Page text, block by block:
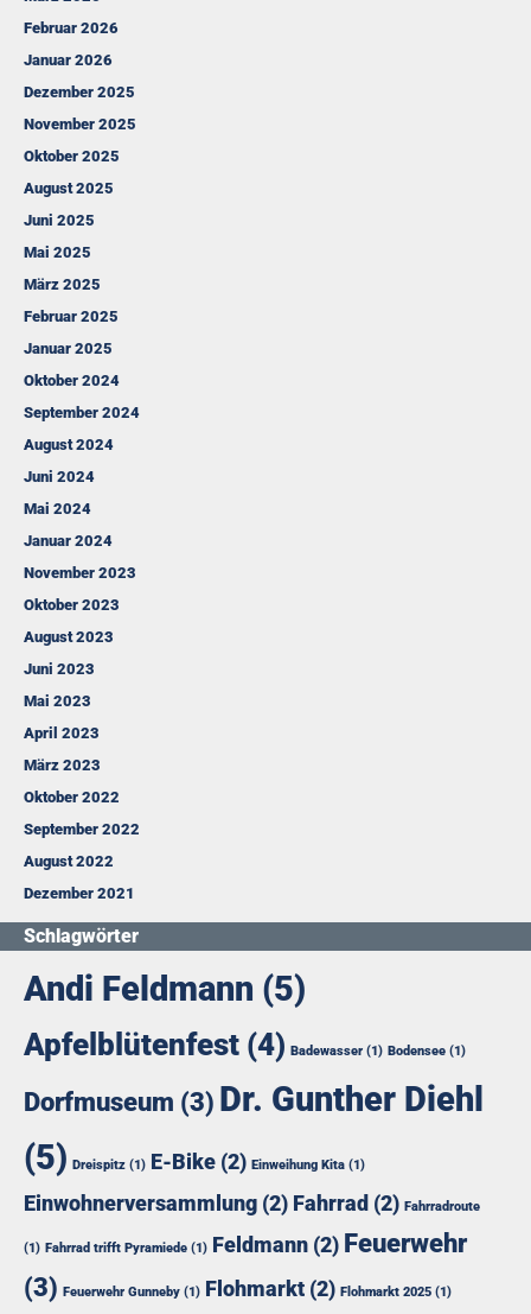
Februar 2026
Januar 2026
Dezember 2025
November 2025
Oktober 2025
August 2025
Juni 2025
Mai 2025
März 2025
Februar 2025
Januar 2025
Oktober 2024
September 2024
August 2024
Juni 2024
Mai 2024
Januar 2024
November 2023
Oktober 2023
August 2023
Juni 2023
Mai 2023
April 2023
März 2023
Oktober 2022
September 2022
August 2022
Dezember 2021
Schlagwörter
Andi Feldmann (5)
Apfelblütenfest (4) Badewasser (1) Bodensee (1)
Dorfmuseum (3) Dr. Gunther Diehl
(5) Dreispitz (1) E-Bike (2) Einweihung Kita (1)
Einwohnerversammlung (2) Fahrrad (2) Fahrradroute
(1) Fahrrad trifft Pyramiede (1) Feldmann (2) Feuerwehr
(3) Feuerwehr Gunneby (1) Flohmarkt (2) Flohmarkt 2025 (1)